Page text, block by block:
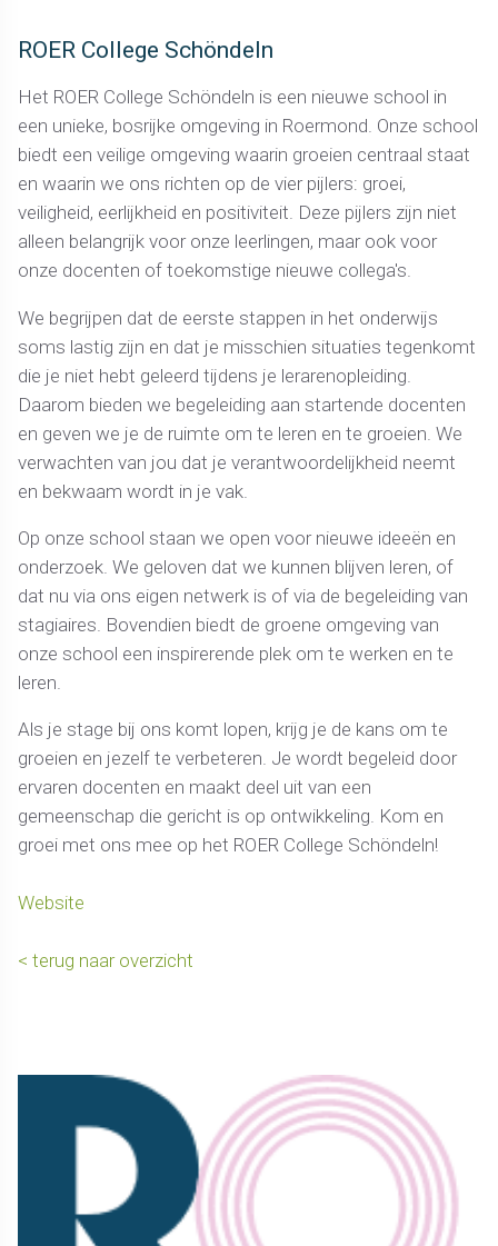
ROER College Schöndeln
Het ROER College Schöndeln is een nieuwe school in
een unieke, bosrijke omgeving in Roermond. Onze school
biedt een veilige omgeving waarin groeien centraal staat
en waarin we ons richten op de vier pijlers: groei,
veiligheid, eerlijkheid en positiviteit. Deze pijlers zijn niet
alleen belangrijk voor onze leerlingen, maar ook voor
onze docenten of toekomstige nieuwe collega's.
We begrijpen dat de eerste stappen in het onderwijs
soms lastig zijn en dat je misschien situaties tegenkomt
die je niet hebt geleerd tijdens je lerarenopleiding.
Daarom bieden we begeleiding aan startende docenten
en geven we je de ruimte om te leren en te groeien. We
verwachten van jou dat je verantwoordelijkheid neemt
en bekwaam wordt in je vak.
Op onze school staan we open voor nieuwe ideeën en
onderzoek. We geloven dat we kunnen blijven leren, of
dat nu via ons eigen netwerk is of via de begeleiding van
stagiaires. Bovendien biedt de groene omgeving van
onze school een inspirerende plek om te werken en te
leren.
Als je stage bij ons komt lopen, krijg je de kans om te
groeien en jezelf te verbeteren. Je wordt begeleid door
ervaren docenten en maakt deel uit van een
gemeenschap die gericht is op ontwikkeling. Kom en
groei met ons mee op het ROER College Schöndeln!
Website
< terug naar overzicht